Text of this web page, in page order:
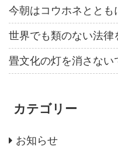
今朝はコウホネととも
世界でも類のない法律
畳文化の灯を消さない
カテゴリー
お知らせ